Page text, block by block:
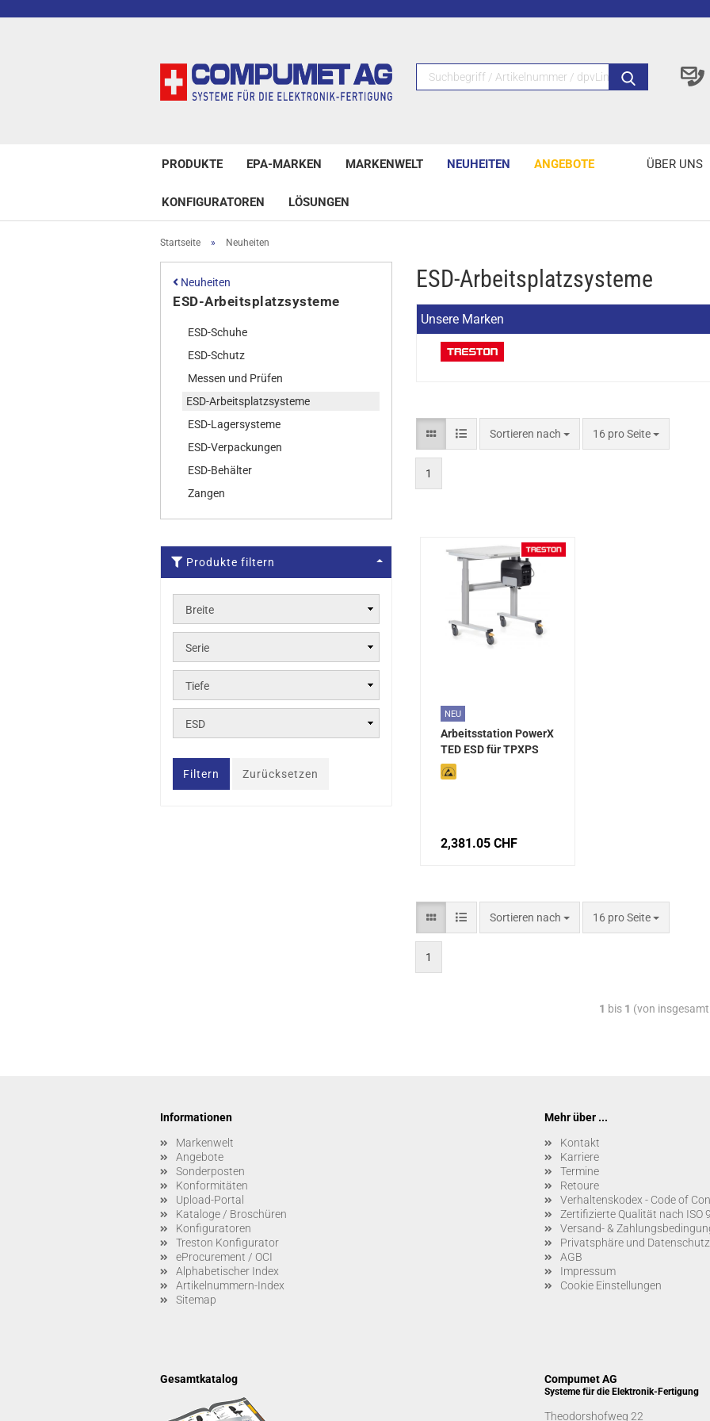
PRODUKTE EPA-MARKEN MARKENWELT NEUHEITEN ANGEBOTE
KONFIGURATOREN LÖSUNGEN
ÜBER UNS
Startseite » Neuheiten
ESD-Arbeitsplatzsysteme
Unsere Marken
Sortieren nach 16 pro Seite
1
NEU
Arbeitsstation PowerX
TED ESD für TPXPS
2,381.05 CHF
Sortieren nach 16 pro Seite
1
1 bis 1 (von insgesamt
Neuheiten
ESD-Arbeitsplatzsysteme
ESD-Schuhe
ESD-Schutz
Messen und Prüfen
ESD-Arbeitsplatzsysteme
ESD-Lagersysteme
ESD-Verpackungen
ESD-Behälter
Zangen
Produkte filtern
Breite
Serie
Tiefe
ESD
Filtern Zurücksetzen
Informationen
Markenwelt
Angebote
Sonderposten
Konformitäten
Upload-Portal
Kataloge / Broschüren
Konfiguratoren
Treston Konfigurator
eProcurement / OCI
Alphabetischer Index
Artikelnummern-Index
Sitemap
Mehr über ...
Kontakt
Karriere
Termine
Retoure
Verhaltenskodex - Code of
Zertifizierte Qualität nach ISO
Versand- &
Privatsphäre und Datenschutz
AGB
Impressum
Cookie Einstellungen
Gesamtkatalog Compumet AG
Systeme für die Elektronik-Fertigung
Theodorshofweg 22